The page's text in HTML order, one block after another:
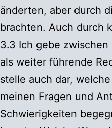
änderten, aber durch
brachten. Auch durch
3.3 Ich gebe zwischen
als weiter führende
stelle auch dar,
meinen Fragen und
Schwierigkeiten